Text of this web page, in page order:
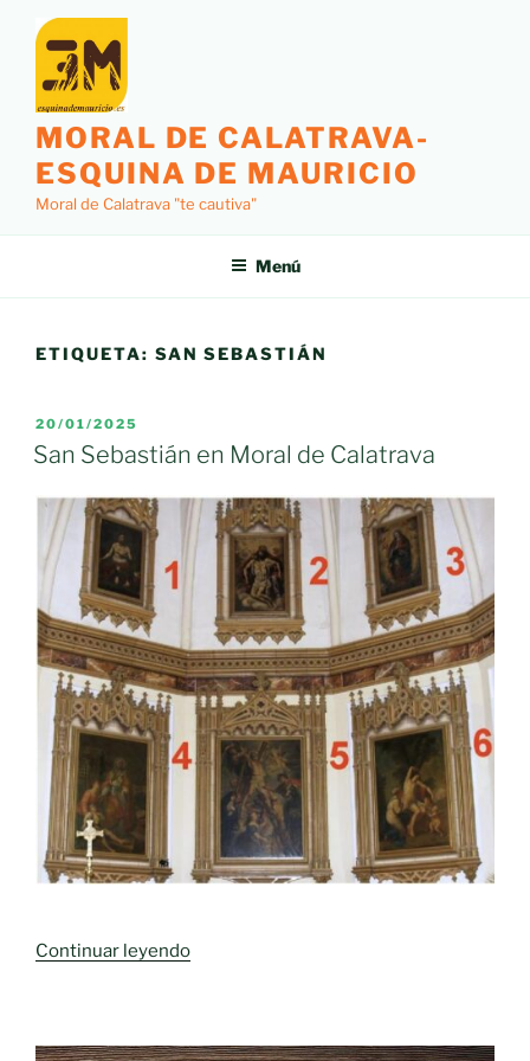
contenido
MORAL DE CALATRAVA-
ESQUINA DE MAURICIO
Moral de Calatrava "te cautiva"
Menú
ETIQUETA: SAN SEBASTIÁN
PUBLICADO
EL
20/01/2025
San Sebastián en Moral de Calatrava
Continuar leyendo«San